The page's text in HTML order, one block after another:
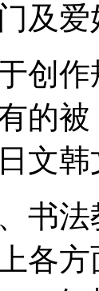
及
创
的
文
书
各